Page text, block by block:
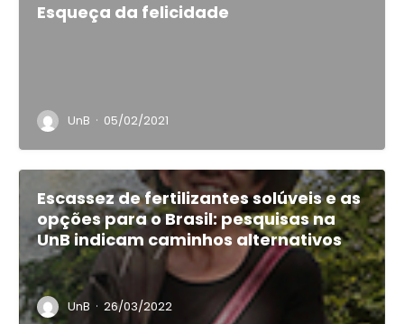
Esqueça da felicidade
UnB · 05/02/2021
Escassez de fertilizantes solúveis e as
opções para o Brasil: pesquisas na
UnB indicam caminhos alternativos
UnB · 26/03/2022